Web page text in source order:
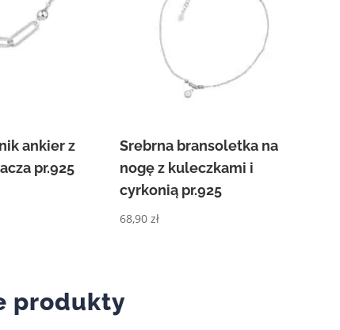
ankier z
pr.925
Srebrna bransoletka na
nogę z kuleczkami i
cyrkonią pr.925
68,90zł
produkty